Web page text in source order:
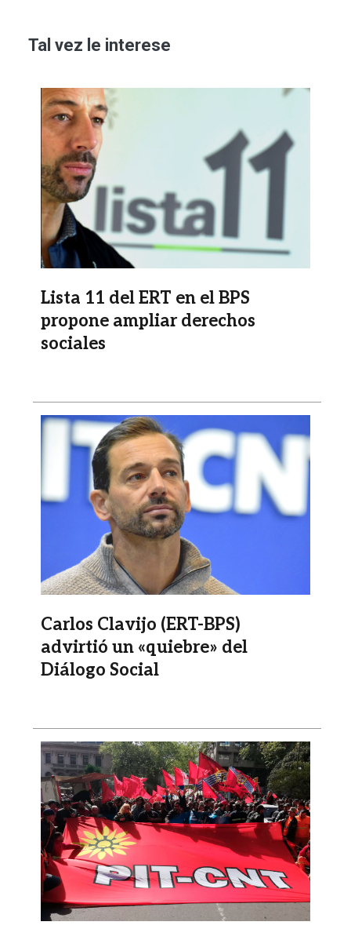
Tal vez le interese
Imagen
Lista 11 del ERT en el BPS
propone ampliar derechos
sociales
Imagen
Carlos Clavijo (ERT-BPS)
advirtió un «quiebre» del
Diálogo Social
Imagen